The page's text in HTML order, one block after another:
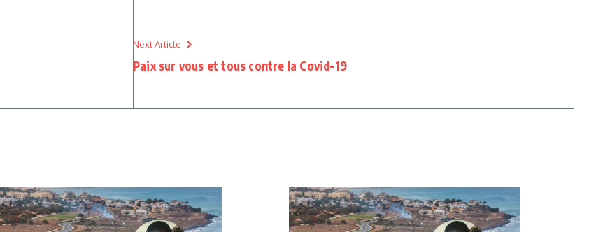
Next Article
Paix sur vous et tous contre la Covid-19